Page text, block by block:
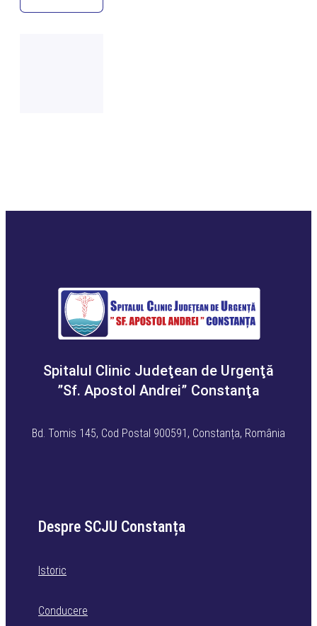
Spitalul Clinic Judeţean de Urgenţă
”Sf. Apostol Andrei” Constanţa
Bd. Tomis 145, Cod Postal 900591, Constanța, România
Despre SCJU Constanța
Istoric
Conducere